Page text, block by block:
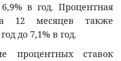
в год. Процентная
12 месяцев также
до 7,1% в год.
процентных ставок